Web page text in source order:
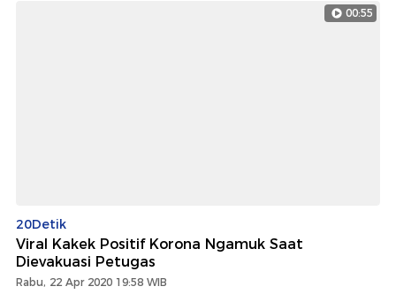
00:55
20Detik
Viral Kakek Positif Korona Ngamuk Saat
Dievakuasi Petugas
Rabu, 22 Apr 2020 19:58 WIB